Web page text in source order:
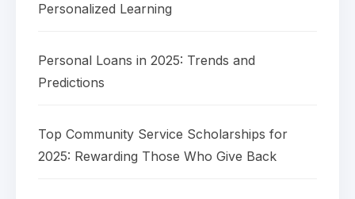
Personalized Learning
Personal Loans in 2025: Trends and
Predictions
Top Community Service Scholarships for
2025: Rewarding Those Who Give Back